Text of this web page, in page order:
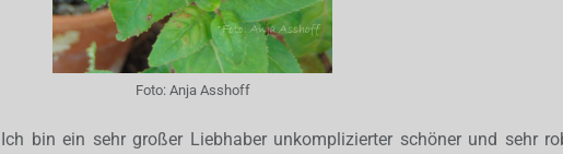
Foto: Anja Asshoff
Ich bin ein sehr großer Liebhaber unkomplizierter schöner und sehr